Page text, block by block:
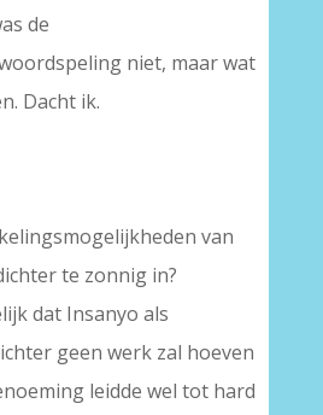
de
niet, maar wat
Dacht ik.
van
te zonnig in?
dat Insanyo als
geen werk zal hoeven
leidde wel tot hard